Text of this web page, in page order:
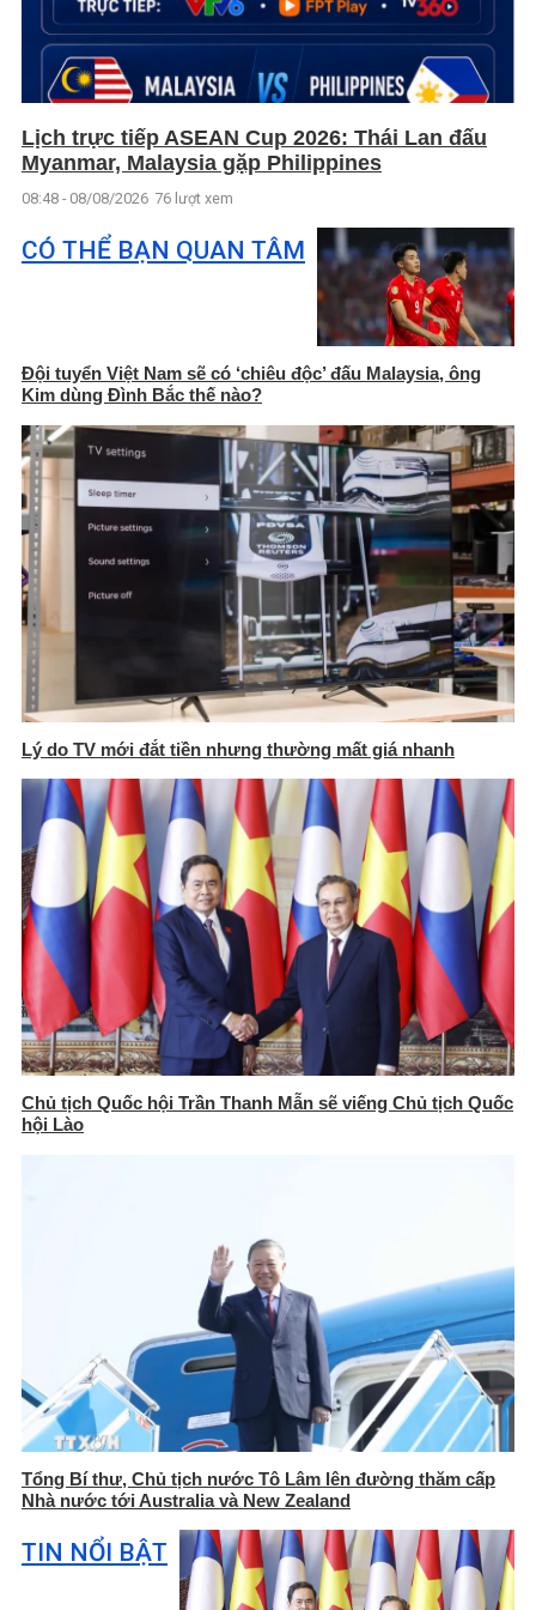
Lịch trực tiếp ASEAN Cup 2026: Thái Lan đấu
Myanmar, Malaysia gặp Philippines
08:48 - 08/08/2026 76 lượt xem
CÓ THỂ BẠN QUAN TÂM
Đội tuyển Việt Nam sẽ có ‘chiêu độc’ đấu Malaysia, ông
Kim dùng Đình Bắc thế nào?
Lý do TV mới đắt tiền nhưng thường mất giá nhanh
Chủ tịch Quốc hội Trần Thanh Mẫn sẽ viếng Chủ tịch Quốc
hội Lào
Tổng Bí thư, Chủ tịch nước Tô Lâm lên đường thăm cấp
Nhà nước tới Australia và New Zealand
TIN NỔI BẬT